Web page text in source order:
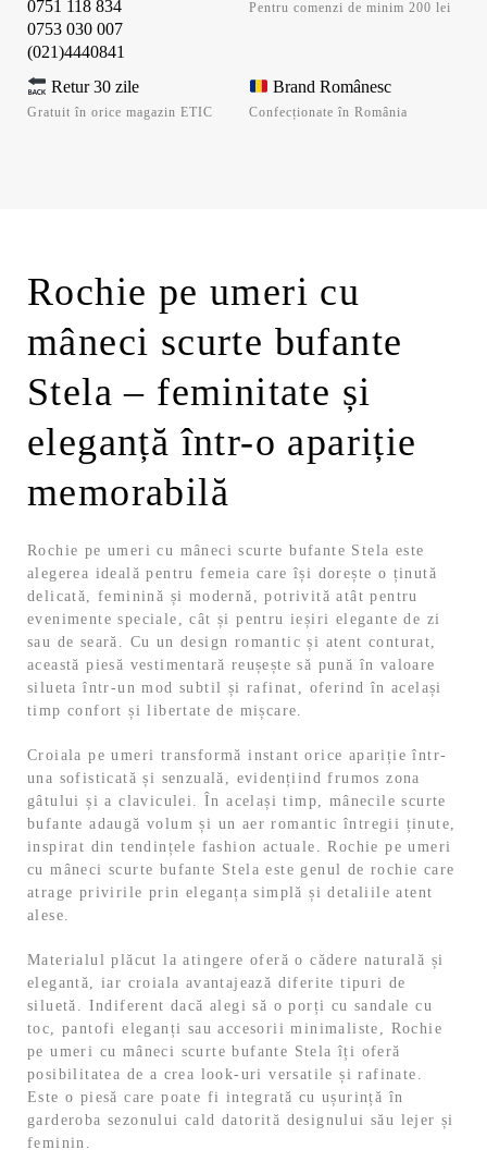
0751 118 834
0753 030 007
(021)4440841
Pentru comenzi de minim 200 lei
Retur 30 zile
Gratuit în orice magazin ETIC
Brand Românesc
Confecționate în România
Rochie pe umeri cu
mâneci scurte bufante
Stela – feminitate și
eleganță într-o apariție
memorabilă
Rochie pe umeri cu mâneci scurte bufante Stela este
alegerea ideală pentru femeia care își dorește o ținută
delicată, feminină și modernă, potrivită atât pentru
evenimente speciale, cât și pentru ieșiri elegante de zi
sau de seară. Cu un design romantic și atent conturat,
această piesă vestimentară reușește să pună în valoare
silueta într-un mod subtil și rafinat, oferind în același
timp confort și libertate de mișcare.
Croiala pe umeri transformă instant orice apariție într-
una sofisticată și senzuală, evidențiind frumos zona
gâtului și a claviculei. În același timp, mânecile scurte
bufante adaugă volum și un aer romantic întregii ținute,
inspirat din tendințele fashion actuale. Rochie pe umeri
cu mâneci scurte bufante Stela este genul de rochie care
atrage privirile prin eleganța simplă și detaliile atent
alese.
Materialul plăcut la atingere oferă o cădere naturală și
elegantă, iar croiala avantajează diferite tipuri de
siluetă. Indiferent dacă alegi să o porți cu sandale cu
toc, pantofi eleganți sau accesorii minimaliste, Rochie
pe umeri cu mâneci scurte bufante Stela îți oferă
posibilitatea de a crea look-uri versatile și rafinate.
Este o piesă care poate fi integrată cu ușurință în
garderoba sezonului cald datorită designului său lejer și
feminin.